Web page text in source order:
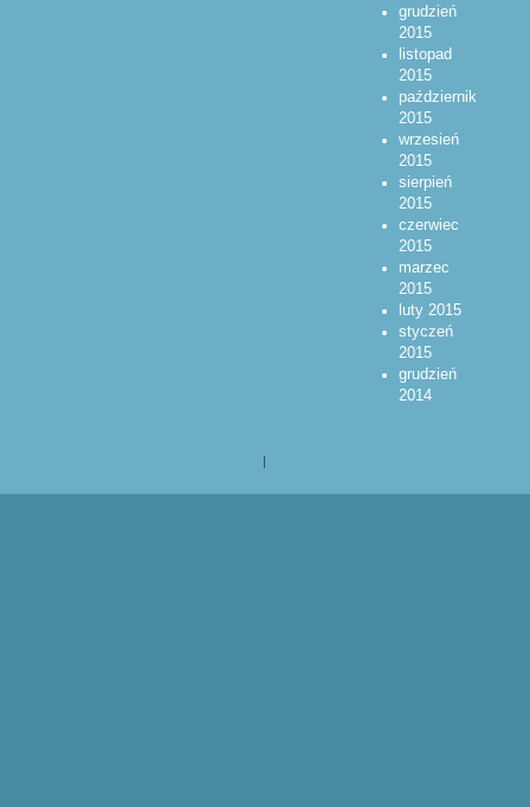
grudzień
2015
listopad
2015
październik
2015
wrzesień
2015
sierpień
2015
czerwiec
2015
marzec
2015
luty 2015
styczeń
2015
grudzień
2014